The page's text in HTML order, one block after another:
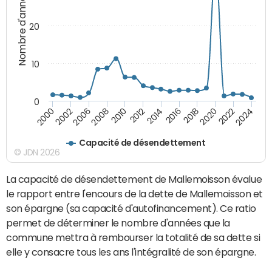
Nombre d'années
Capacité de désendettement
20002002200620082010 2012201420162018202020222024
0
10
20
© JDN 2026
La capacité de désendettement de Mallemoisson évalue
le rapport entre l'encours de la dette de Mallemoisson et
son épargne (sa capacité d'autofinancement). Ce ratio
permet de déterminer le nombre d'années que la
commune mettra à rembourser la totalité de sa dette si
elle y consacre tous les ans l'intégralité de son épargne.